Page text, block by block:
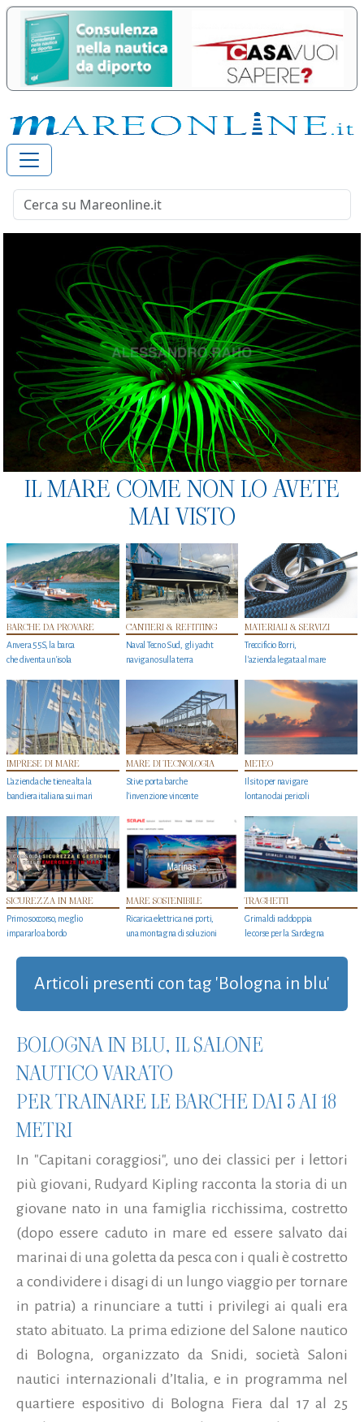
IL MARE COME NON LO AVETE
MAI VISTO
BARCHE DA PROVARE
Anvera 55S, la barca
che diventa un'isola
CANTIERI & REFITTING
Naval Tecno Sud, gli yacht
navigano sulla terra
MATERIALI & SERVIZI
Treccificio Borri,
l'azienda legata al mare
IMPRESE DI MARE
L'azienda che tiene alta la
bandiera italiana sui mari
MARE DI TECNOLOGIA
Stive porta barche
l'invenzione vincente
METEO
Il sito per navigare
lontano dai pericoli
SICUREZZA IN MARE
Primo soccorso, meglio
impararlo a bordo
MARE SOSTENIBILE
Ricarica elettrica nei porti,
una montagna di soluzioni
TRAGHETTI
Grimaldi raddoppia
le corse per la Sardegna
Articoli presenti con tag 'Bologna in blu'
BOLOGNA IN BLU, IL SALONE
NAUTICO VARATO
PER TRAINARE LE BARCHE DAI 5 AI 18
METRI
In "Capitani coraggiosi", uno dei classici per i lettori
più giovani, Rudyard Kipling racconta la storia di un
giovane nato in una famiglia ricchissima, costretto
(dopo essere caduto in mare ed essere salvato dai
marinai di una goletta da pesca con i quali è costretto
a condividere i disagi di un lungo viaggio per tornare
in patria) a rinunciare a tutti i privilegi ai quali era
stato abituato. La prima edizione del Salone nautico
di Bologna, organizzato da Snidi, società Saloni
nautici internazionali d’Italia, e in programma nel
quartiere espositivo di Bologna Fiera dal 17 al 25